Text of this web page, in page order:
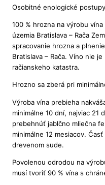
Osobitné enologické
100 % hrozna na výrobu
územia Bratislava – Rača
spracovanie hrozna a
Bratislava – Rača. Víno nie
račianskeho katastra.
Hrozno sa zberá pri
Výroba vína prebieha
minimálne 10 dní, najviac 21
prebehnúť jablčno mliečna
minimálne 12 mesiacov.
drevenom sude.
Povolenou odrodou na
musí tvoriť 90 % vína s